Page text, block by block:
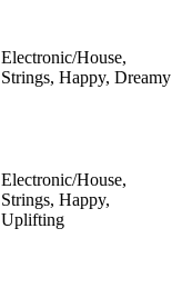
Electronic/House,
Strings, Happy, Dreamy
Electronic/House,
Strings, Happy,
Uplifting